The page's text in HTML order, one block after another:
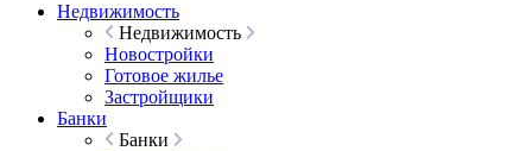
Недвижимость
Недвижимость
Новостройки
Готовое жилье
Застройщики
Банки
Банки